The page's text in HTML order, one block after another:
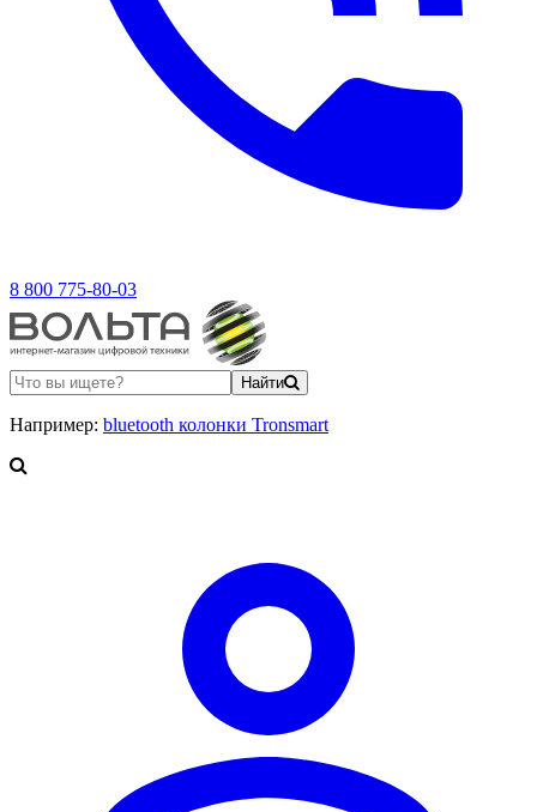
8 800 775-80-03
Найти
Например: bluetooth колонки Tronsmart